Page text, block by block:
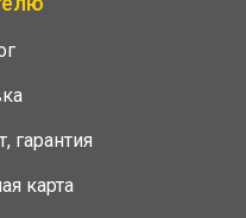
гарантия
карта